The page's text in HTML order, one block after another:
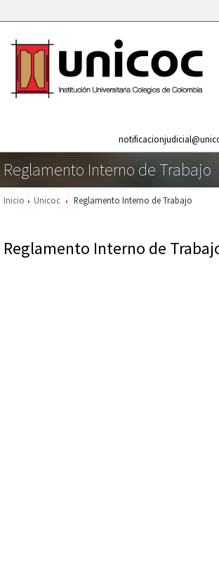
Reglamento Interno de Trabajo
Inicio Unicoc Reglamento Interno de Trabajo
Reglamento Interno de